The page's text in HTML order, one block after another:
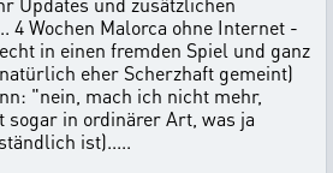
4 Wochen Malorca ohne Internet -
in einen fremden Spiel und ganz
eher Scherzhaft gemeint)
"nein, mach ich nicht mehr,
sogar in ordinärer Art, was ja
ist).....